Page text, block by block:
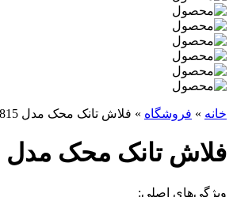
خانه » فروشگاه » فلاش تانک محک مدل 815
فلاش تانک محک مدل 815
ویژگی‌های اصلی: